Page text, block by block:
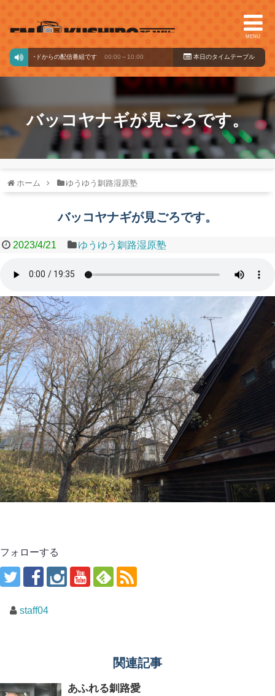
MENU
クバードからの配信番組です 00:00～10:00 本日のタイ ムテーブル
バッコヤナギが見ごろです。
ホーム ゆうゆう釧路湿原塾
バッコヤナギが見ごろです。
2023/4/21 ゆうゆう釧路湿原塾
フォローする
staff04
関連記事
あふれる釧路愛